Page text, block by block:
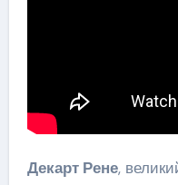
Декарт Рене,